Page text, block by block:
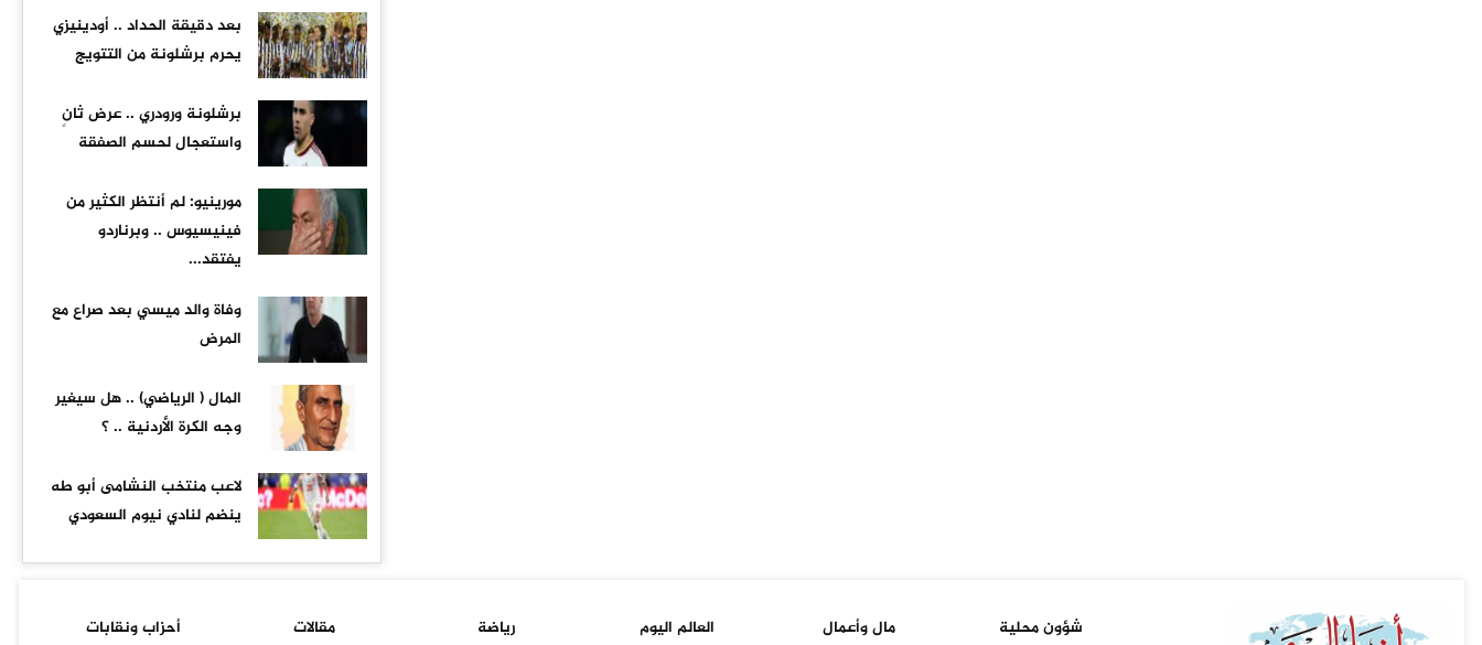
بعد دقيقة الحداد .. أودينيزي
يحرم برشلونة من التتويج
برشلونة ورودري .. عرض ثانٍ
واستعجال لحسم الصفقة
مورينيو: لم أنتظر الكثير من
فينيسيوس .. وبرناردو
يفتقد...
وفاة والد ميسي بعد صراع مع
المرض
المال ( الرياضي) .. هل سيغير
وجه الكرة الأردنية .. ؟
لاعب منتخب النشامى أبو طه
ينضم لنادي نيوم السعودي
شؤون محلية مال وأعمال العالم اليوم رياضة مقالات أحزاب ونقابات